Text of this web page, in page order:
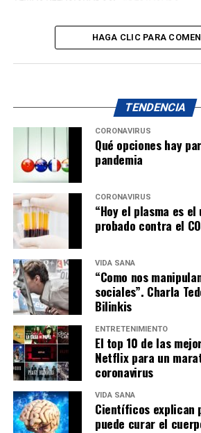
HAGA CLIC PARA
TENDENCIA
CORONAVIRUS
Qué opciones hay
pandemia
CORONAVIRUS
“Hoy el plasma es
probado contra el
VIDA SANA
“Como nos
sociales”. Charla
Bilinkis
ENTRETENIMIENTO
El top 10 de las
Netflix para un
coronavirus
VIDA SANA
Científicos explican
puede curar el